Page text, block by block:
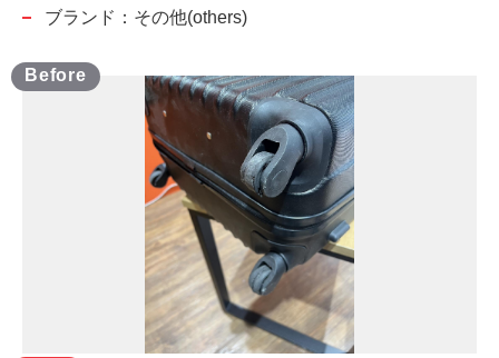
ブランド：その他(others)